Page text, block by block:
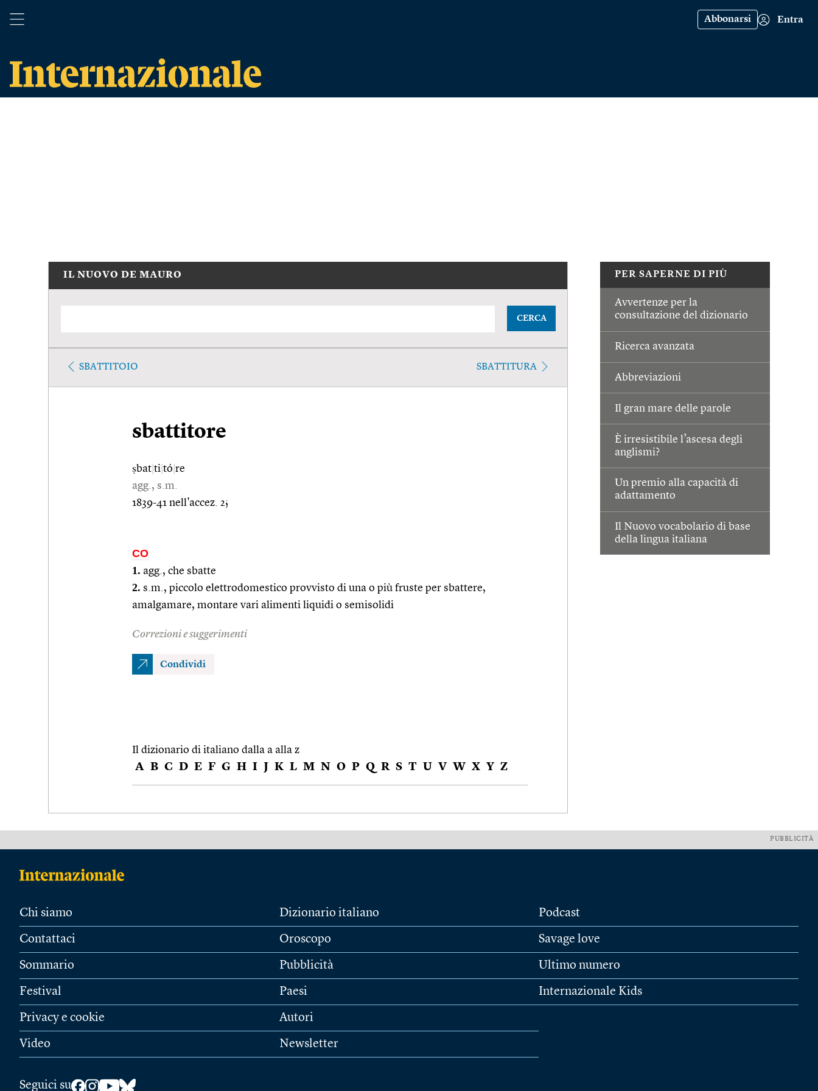
Abbonarsi Entra
PER SAPERNE DI PIÙ
Avvertenze per la
consultazione del dizionario
Ricerca avanzata
Abbreviazioni
Il gran mare delle parole
È irresistibile l’ascesa degli
anglismi?
Un premio alla capacità di
adattamento
Il Nuovo vocabolario di base
della lingua italiana
IL NUOVO DE MAURO
CERCA
SBATTITOIO SBATTITURA
sbattitore
ṣbat ti tó re
agg., s.m.
1839-41 nell'accez. 2;
CO
1. agg., che sbatte
2. s.m., piccolo elettrodomestico provvisto di una o più fruste per sbattere,
amalgamare, montare vari alimenti liquidi o semisolidi
Correzioni e suggerimenti
Condividi
Il dizionario di italiano dalla a alla z
A B C D E F G H I J K L M N O P Q R S T U V W X Y Z
PUBBLICITÀ
Chi siamo
Contattaci
Sommario
Festival
Privacy e cookie
Video
Dizionario italiano
Oroscopo
Pubblicità
Paesi
Autori
Newsletter
Podcast
Savage love
Ultimo numero
Internazionale Kids
Seguici su